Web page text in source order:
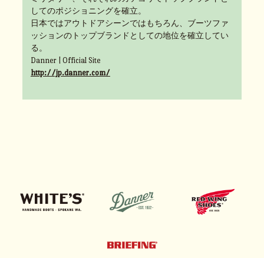
してのポジショニングを確立。
日本ではアウトドアシーンではもちろん、ブーツファ
ッションのトップブランドとしての地位を確立してい
る。
Danner | Official Site
http://jp.danner.com/